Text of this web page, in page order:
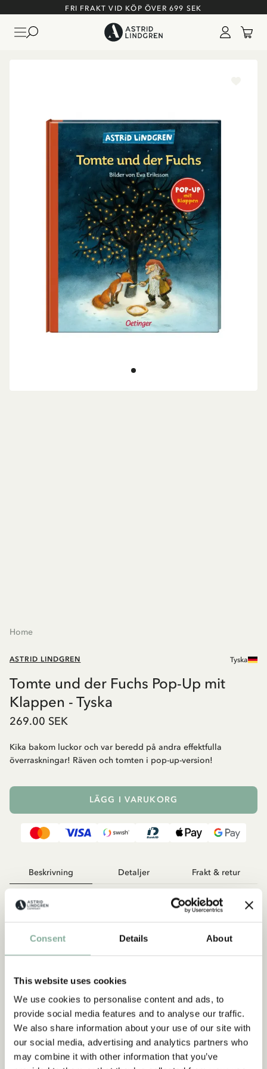
Consent Details About
This website uses cookies
We use cookies to personalise content and ads, to
provide social media features and to analyse our traffic.
We also share information about your use of our site with
our social media, advertising and analytics partners who
may combine it with other information that you’ve
FRI FRAKT VID KÖP ÖVER 699 SEK
Home
ASTRID LINDGREN Tyska
Tomte und der Fuchs Pop-Up mit
Klappen - Tyska
269.00 SEK
Kika bakom luckor och var beredd på andra effektfulla
överraskningar! Räven och tomten i pop-up-version!
LÄGG I VARUKORG
Beskrivning Detaljer Frakt & retur
Astrid Lindgrens stämningsfulla berättelse med enastående fina
bilder av Eva Eriksson blev en omedelbar succé julen 2017. Då
gången i Sverige och eftersom det var Eva Erikssons första
bilderbok med en text av Astrid Lindgren!
gården där människorna bor. Inte märker de att han kommer
Tomten håller vakt, och för att skona hönsen blidkar han den
hungriga räven och delar med sig av gröten, som barnen satt
ut. Och räven kanske bara nöjer sig med gröten ...